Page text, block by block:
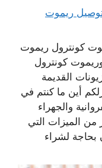
ريموت للمنزل 66041166 توصيل ريموت
كونترول ريموت
كونترول
القديمة
أين ما كنتم في
والجهراء
من الميزات التي
بحاجة لشراء